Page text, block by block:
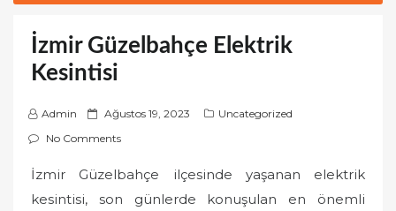
İzmir Güzelbahçe Elektrik
Kesintisi
Admin
P
o
t
e
Ağustos 19, 2023
Uncategorized
No Comments
İzmir Güzelbahçe ilçesinde yaşanan elektrik
kesintisi, son günlerde konuşulan en önemli